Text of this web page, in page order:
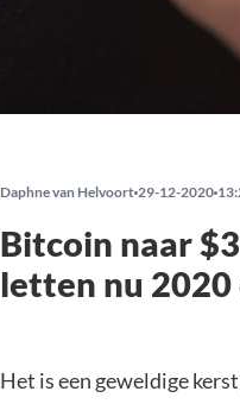
Daphne van Helvoort 29-12-2020
Bitcoin naar
letten nu
Het is een geweldige